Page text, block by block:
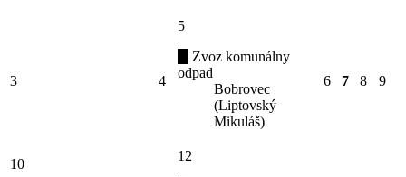
3 4
5
Zvoz komunálny
odpad
Bobrovec
(Liptovský
Mikuláš)
6 7 8 9
10
12